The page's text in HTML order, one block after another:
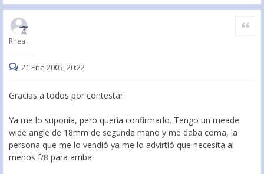
Rhea
Citar
21 Ene 2005, 20:22
Gracias a todos por contestar.
Ya me lo suponia, pero queria confirmarlo. Tengo un meade
wide angle de 18mm de segunda mano y me daba coma, la
persona que me lo vendió ya me lo advirtió que necesita al
menos f/8 para arriba.